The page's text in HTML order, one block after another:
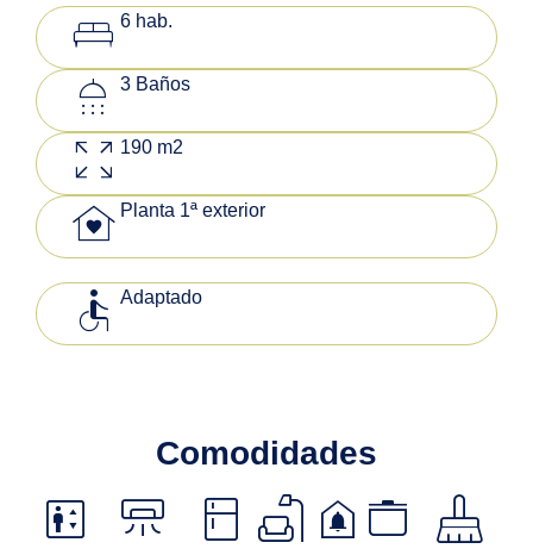
king_bed 6 hab.
shower 3 Baños
zoom_out_map 190 m2
family_home Planta 1ª exterior
accessible Adaptado
Comodidades
elevator climate_mini_split kitchen scene doorbell stockpot mop